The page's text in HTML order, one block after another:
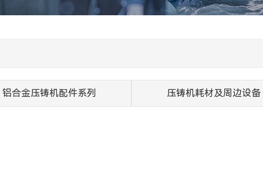
铝合金压铸机配件系列 压铸机耗材及周边设备